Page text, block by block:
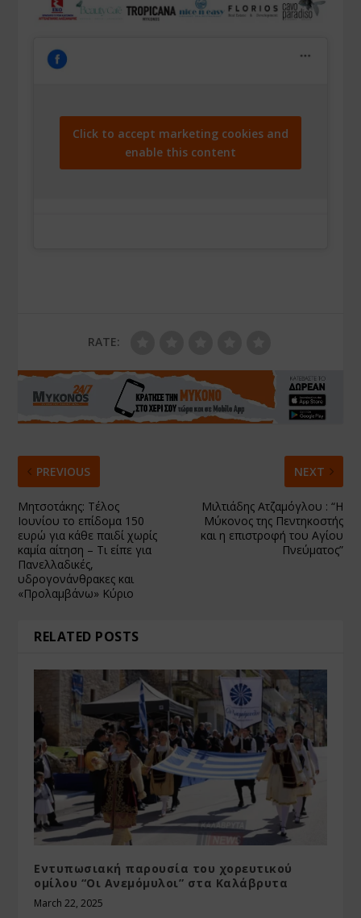
Click to accept marketing cookies and
enable this content
RATE:
PREVIOUS
Μητσοτάκης: Τέλος
Ιουνίου το επίδομα 150
ευρώ για κάθε παιδί χωρίς
καμία αίτηση – Τι είπε για
Πανελλαδικές,
υδρογονάνθρακες και
«Προλαμβάνω» Κύριο
NEXT
Μιλτιάδης Ατζαμόγλου : “Η
Μύκονος της Πεντηκοστής
και η επιστροφή του Αγίου
Πνεύματος”
RELATED POSTS
Εντυπωσιακή παρουσία του χορευτικού
ομίλου “Οι Ανεμόμυλοι” στα Καλάβρυτα
March 22, 2025